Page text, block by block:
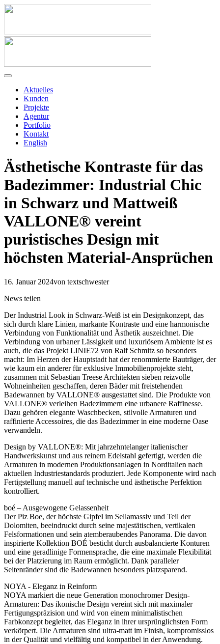
Aktuelles
Kunden
Projekte
Agentur
Portfolio
Kontakt
English
Ästhetische Kontraste für das
Badezimmer: Industrial Chic
in Schwarz und Mattweiß
VALLONE® vereint
puristisches Design mit
höchsten Material-Ansprüchen
16. Januar 2024von textschwester
News teilen
Der Industrial Look in Schwarz-Weiß ist ein Designkonzept, das
sich durch klare Linien, markante Kontraste und eine harmonische
Verbindung von Funktionalität und Ästhetik auszeichnet. Die
Verbindung von urbaner Lässigkeit und luxuriösem Ambiente ist es
auch, die das Projekt LINIE72 von Ralf Schmitz so besonders
macht: Im Herzen der Hauptstadt hat der renommierte Bauträger, der
wie kaum ein anderer für exklusive Immobilienprojekte steht,
zusammen mit Sebastian Treese Architekten sieben reizvolle
Wohneinheiten geschaffen, deren Bäder mit freistehenden
Badewannen by VALLONE® ausgestattet sind. Die Produkte von
VALLONE® verleihen Badezimmern eine urbanere Raffinesse.
Dazu gehören elegante Waschbecken, stilvolle Armaturen und
raffinierte Accessoires, die das Badezimmer in eine moderne Oase
verwandeln.
Design by VALLONE®: Mit jahrzehntelanger italienischer
Handwerkskunst und aus reinem Edelstahl gefertigt, werden die
Armaturen in modernen Produktionsanlagen in Norditalien nach
aktuellen Industriestandards produziert. Jede Komponente wird nach
Fertigstellung manuell auf technische und ästhetische Perfektion
kontrolliert.
boé – Ausgewogene Gelassenheit
Der Piz Boe, der höchste Gipfel im Sellamassiv und Teil der
Dolomiten, beeindruckt durch seine majestätischen, vertikalen
Felsformationen und sein atemberaubendes Panorama. Die davon
inspirierte Kollektion BOÉ besticht durch ausbalancierte Konturen
und eine geradlinige Formensprache, die eine maximale Flexibilität
bei der Platzierung im Raum ermöglicht. Dank paralleler
Seitenränder sind die Badewannen besonders platzsparend.
NOYA - Eleganz in Reinform
NOYA markiert die neue Generation monochromer Design-
Armaturen: Das ikonische Design vereint sich mit maximaler
Fertigungspräzision und wird von einem minimalistischen
Farbkonzept begleitet, das Eleganz in ihrer ursprünglichsten Form
verkörpert. Die Armaturen sind ultra-matt im Finish, kompromisslos
in der Qualität und vielfältig und kompatibel in der Anwendung.